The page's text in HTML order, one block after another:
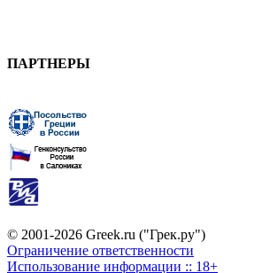
ПАРТНЕРЫ
© 2001-2026 Greek.ru ("Грек.ру")
Ограничение ответственности
Использование информации :: 18+